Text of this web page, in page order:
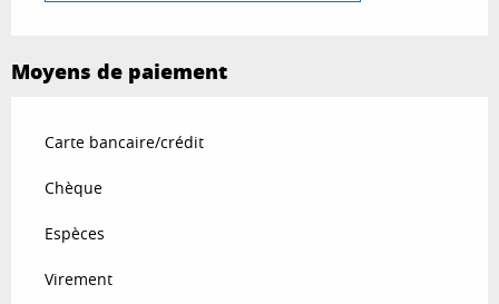
Moyens de paiement
Carte bancaire/crédit
Chèque
Espèces
Virement